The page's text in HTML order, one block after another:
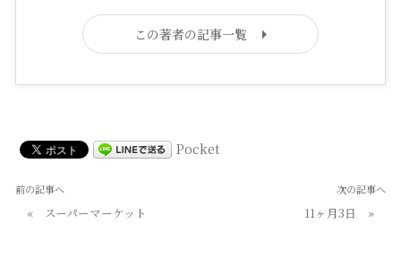
この著者の記事一覧
Pocket
前の記事へ
« スーパーマーケット
次の記事へ
11ヶ月3日 »